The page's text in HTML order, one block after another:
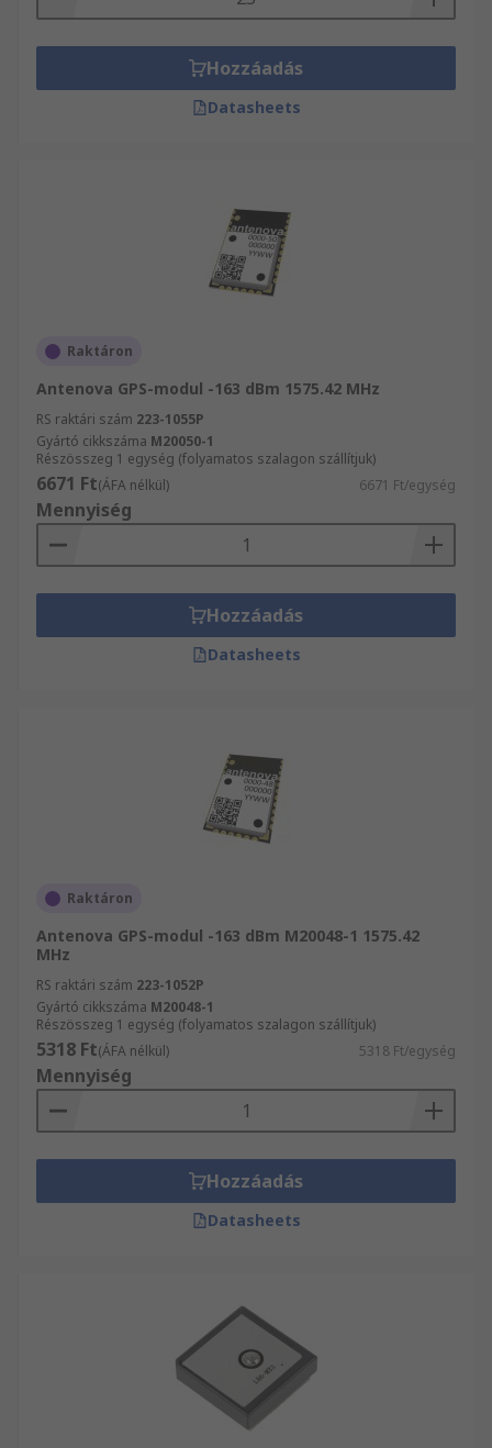
Hozzáadás
Datasheets
Raktáron
Antenova GPS-modul -163 dBm 1575.42 MHz
RS raktári szám 223-1055P
Gyártó cikkszáma M20050-1
Részösszeg 1 egység (folyamatos szalagon szállítjuk)
6671 Ft(ÁFA nélkül) 6671 Ft/egység
Mennyiség
Hozzáadás
Datasheets
Raktáron
Antenova GPS-modul -163 dBm M20048-1 1575.42
MHz
RS raktári szám 223-1052P
Gyártó cikkszáma M20048-1
Részösszeg 1 egység (folyamatos szalagon szállítjuk)
5318 Ft(ÁFA nélkül) 5318 Ft/egység
Mennyiség
Hozzáadás
Datasheets